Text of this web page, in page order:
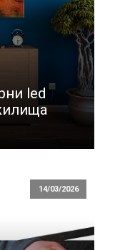
led
14/03/2026